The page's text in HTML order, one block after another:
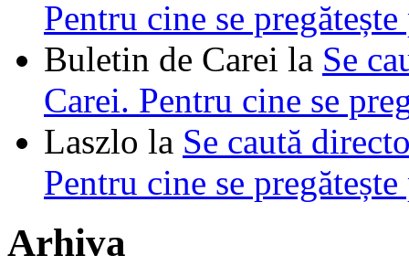
Pentru cine se
Buletin de Carei la Se
Carei. Pentru cine se
Laszlo la Se caută
Pentru cine se
Arhiva